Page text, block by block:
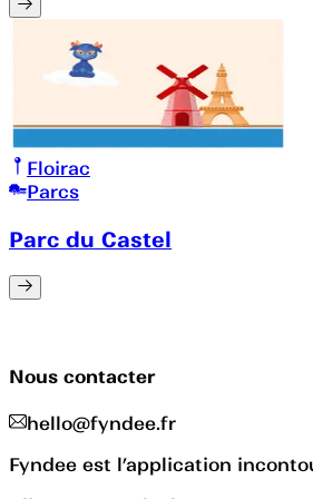
Floirac
Parcs
Parc du Castel
Nous contacter
hello@fyndee.fr
Fyndee est l’application